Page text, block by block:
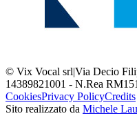
© Vix Vocal srlVia Decio
14389821001 - N.Rea
CookiesPrivacy PolicyCredits
Sito realizzato da Michele